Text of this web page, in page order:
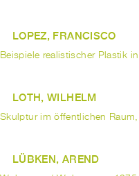
LOPEZ, FRANCISCO
Beispiele realistischer Plastik
LOTH, WILHELM
Skulptur im öffentlichen
LÜBKEN, AREND